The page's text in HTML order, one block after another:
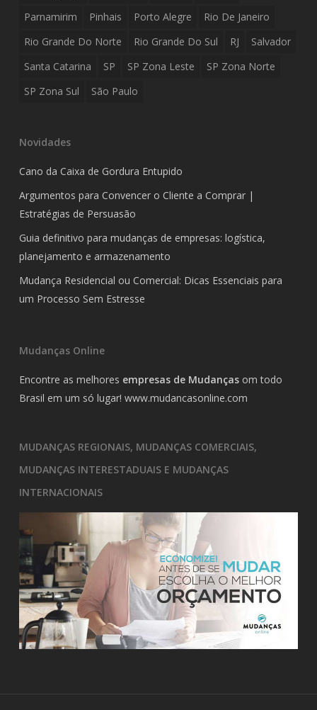
Parnamirim
Pinhais Porto Alegre
Rio De Janeiro
Rio Grande Do Norte
Rio Grande Do Sul RJ
Salvador
Santa Catarina
SP SP Zona Leste
SP Zona Norte
SP Zona Sul
São Paulo
Novidades
Cano da Caixa de Gordura Entupido
Argumentos para Convencer o Cliente a Comprar |
Estratégias de Persuasão
Guia definitivo para mudanças de empresas: logística,
planejamento e armazenamento
Mudança Residencial ou Comercial: Dicas Essenciais para
um Processo Sem Estresse
Mudanças Online
Encontre as melhores empresas de Mudançasom todo
Brasil em um só lugar! www.mudancasonline.com
MUDANÇAS REGIONAIS, MUDANÇAS COMERCIAIS,
MUDANÇAS INTERESTADUAIS E MUDANÇAS
INTERNACIONAIS